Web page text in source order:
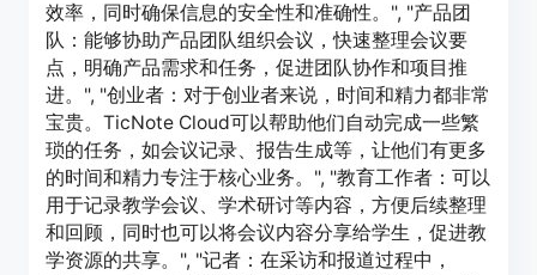
效率，同时确保信息的安全性和准确性。", "产品团
队：能够协助产品团队组织会议，快速整理会议要
点，明确产品需求和任务，促进团队协作和项目推
进。", "创业者：对于创业者来说，时间和精力都非常
宝贵。TicNote Cloud可以帮助他们自动完成一些繁
琐的任务，如会议记录、报告生成等，让他们有更多
的时间和精力专注于核心业务。", "教育工作者：可以
用于记录教学会议、学术研讨等内容，方便后续整理
和回顾，同时也可以将会议内容分享给学生，促进教
学资源的共享。", "记者：在采访和报道过程中，